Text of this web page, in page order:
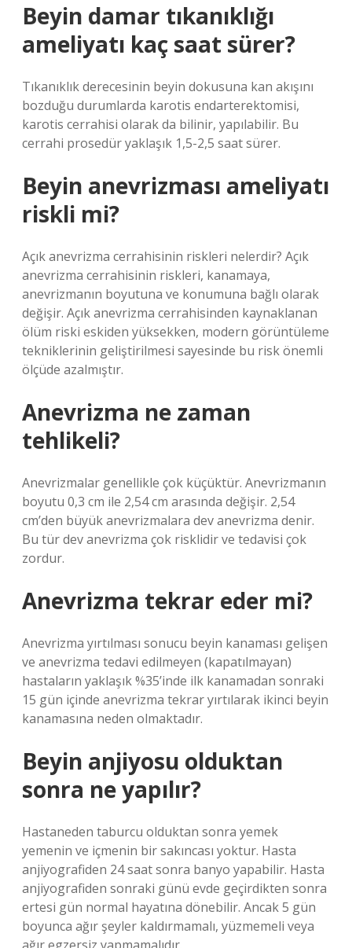
Beyin damar tıkanıklığı
ameliyatı kaç saat sürer?
Tıkanıklık derecesinin beyin dokusuna kan akışını
bozduğu durumlarda karotis endarterektomisi,
karotis cerrahisi olarak da bilinir, yapılabilir. Bu
cerrahi prosedür yaklaşık 1,5-2,5 saat sürer.
Beyin anevrizması ameliyatı
riskli mi?
Açık anevrizma cerrahisinin riskleri nelerdir? Açık
anevrizma cerrahisinin riskleri, kanamaya,
anevrizmanın boyutuna ve konumuna bağlı olarak
değişir. Açık anevrizma cerrahisinden kaynaklanan
ölüm riski eskiden yüksekken, modern görüntüleme
tekniklerinin geliştirilmesi sayesinde bu risk önemli
ölçüde azalmıştır.
Anevrizma ne zaman
tehlikeli?
Anevrizmalar genellikle çok küçüktür. Anevrizmanın
boyutu 0,3 cm ile 2,54 cm arasında değişir. 2,54
cm’den büyük anevrizmalara dev anevrizma denir.
Bu tür dev anevrizma çok risklidir ve tedavisi çok
zordur.
Anevrizma tekrar eder mi?
Anevrizma yırtılması sonucu beyin kanaması gelişen
ve anevrizma tedavi edilmeyen (kapatılmayan)
hastaların yaklaşık %35’inde ilk kanamadan sonraki
15 gün içinde anevrizma tekrar yırtılarak ikinci beyin
kanamasına neden olmaktadır.
Beyin anjiyosu olduktan
sonra ne yapılır?
Hastaneden taburcu olduktan sonra yemek
yemenin ve içmenin bir sakıncası yoktur. Hasta
anjiyografiden 24 saat sonra banyo yapabilir. Hasta
anjiyografiden sonraki günü evde geçirdikten sonra
ertesi gün normal hayatına dönebilir. Ancak 5 gün
boyunca ağır şeyler kaldırmamalı, yüzmemeli veya